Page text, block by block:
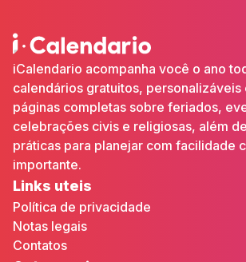
iCalendario acompanha você o ano
calendários gratuitos, personalizáveis
páginas completas sobre feriados,
celebrações civis e religiosas, além
práticas para planejar com facilidade
importante.
Links uteis
Política de privacidade
Notas legais
Contatos